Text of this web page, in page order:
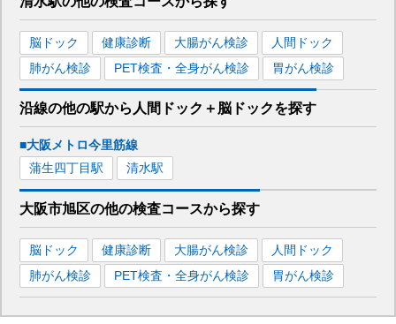
脳ドック 健康診断 大腸がん検診
人間ドック
肺がん検診
PET検査・全身がん検診 胃がん検診
沿線の他の駅から 人間ドック＋脳ドックを探す
■大阪メトロ今里筋線
蒲生四丁目駅 清水駅
大阪市旭区の他の検査コースから探す
脳ドック 健康診断 大腸がん検診
人間ドック
肺がん検診
PET検査・全身がん検診 胃がん検診